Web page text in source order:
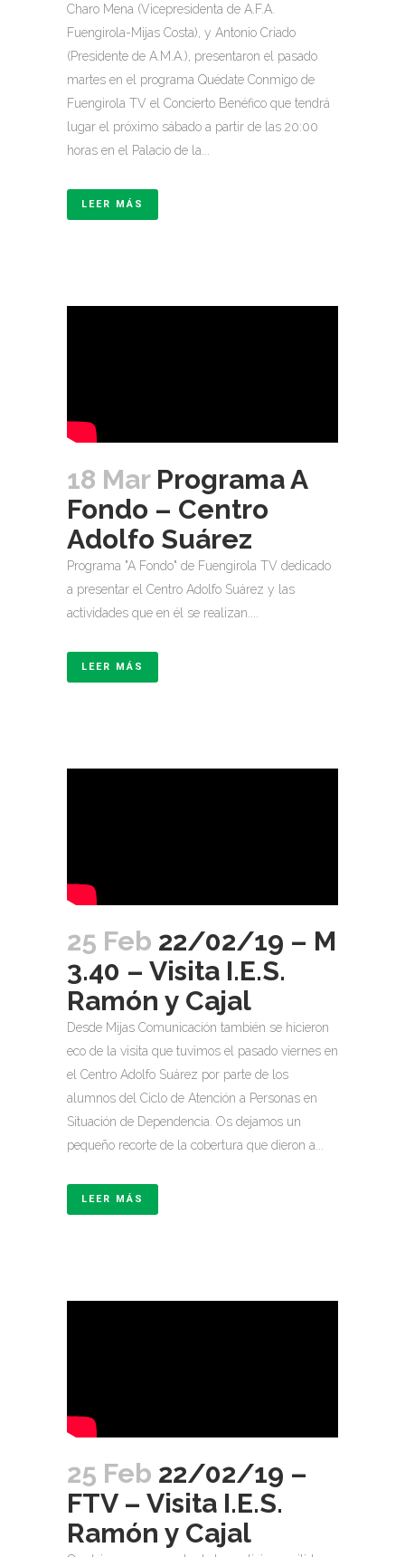
Charo Mena (Vicepresidenta de A.F.A.
Fuengirola-Mijas Costa), y Antonio Criado
(Presidente de A.M.A.), presentaron el pasado
martes en el programa Quédate Conmigo de
Fuengirola TV el Concierto Benéfico que tendrá
lugar el próximo sábado a partir de las 20:00
horas en el Palacio de la...
LEER MÁS
18 Mar Programa A
Fondo – Centro
Adolfo Suárez
Programa "A Fondo" de Fuengirola TV dedicado
a presentar el Centro Adolfo Suárez y las
actividades que en él se realizan....
LEER MÁS
25 Feb 22/02/19 – M
3.40 – Visita I.E.S.
Ramón y Cajal
Desde Mijas Comunicación también se hicieron
eco de la visita que tuvimos el pasado viernes en
el Centro Adolfo Suárez por parte de los
alumnos del Ciclo de Atención a Personas en
Situación de Dependencia. Os dejamos un
pequeño recorte de la cobertura que dieron a...
LEER MÁS
25 Feb 22/02/19 –
FTV – Visita I.E.S.
Ramón y Cajal